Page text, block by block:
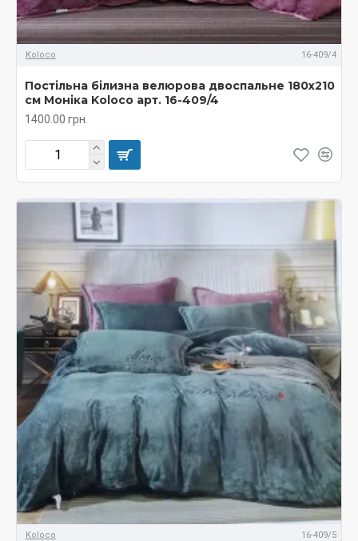
Koloco 16-409/4
Постільна білизна велюрова двоспальне 180х210
см Моніка Koloco арт. 16-409/4
1400.00 грн.
Koloco 16-409/5